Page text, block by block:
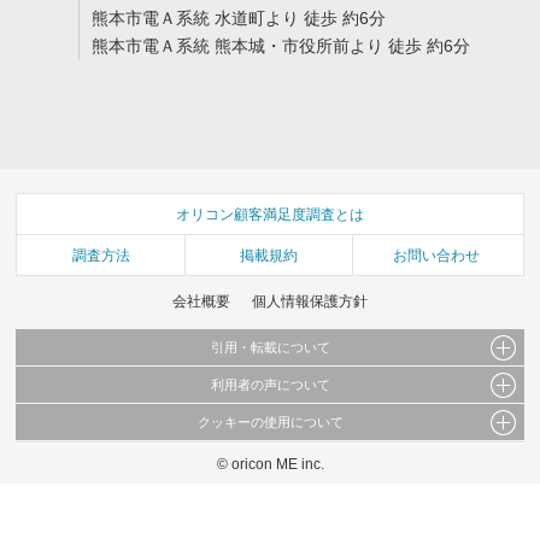
熊本市電Ａ系統 水道町より 徒歩 約6分
熊本市電Ａ系統 熊本城・市役所前より 徒歩 約6分
オリコン顧客満足度調査とは
調査方法 掲載規約 お問い合わせ
会社概要 個人情報保護方針
引用・転載について
当サイトで公開されている情報（文字、写真、イラスト、画像データ等）及びこれらの配
これらの情報を権利者の許可なく無断転載・複製などの二次利用を行うことは固く禁じて
利用者の声について
当サイトに掲載している内容はすべてサービスの利用者が提出された見解・感想です。
弊社の見解・ 意見ではないことをご理解いただいた上でご覧ください。
クッキーの使用について
このサイトでは Cookie を使用して、ユーザーに合わせたコンテンツや広告の表示、ソー
© oricon ME inc.